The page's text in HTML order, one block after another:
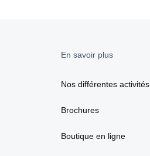
En savoir plus
Nos différentes activités
Brochures
Boutique en ligne